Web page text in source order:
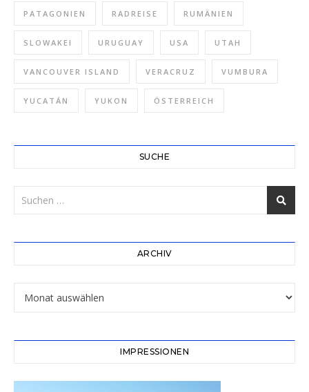
PATAGONIEN RADREISE RUMÄNIEN
SLOWAKEI URUGUAY USA UTAH
VANCOUVER ISLAND VERACRUZ VUMBURA
YUCATÁN YUKON ÖSTERREICH
SUCHE
ARCHIV
IMPRESSIONEN